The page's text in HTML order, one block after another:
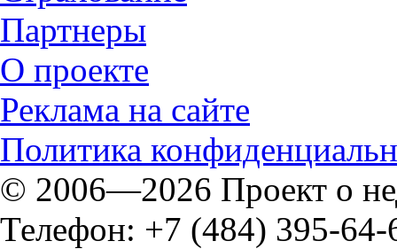
Партнеры
O проекте
Реклама на сайте
Политика
© 2006—2026 Проект о
Телефон: +7 (484) 395-64-